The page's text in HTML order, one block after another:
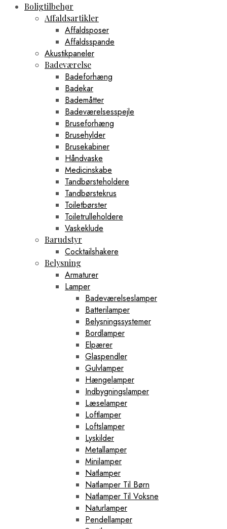
Boligtilbehør
Affaldsartikler
Affaldsposer
Affaldsspande
Akustikpaneler
Badeværelse
Badeforhæng
Badekar
Bademåtter
Badeværelsesspejle
Bruseforhæng
Brusehylder
Brusekabiner
Håndvaske
Medicinskabe
Tandbørsteholdere
Tandbørstekrus
Toiletbørster
Toiletrulleholdere
Vaskeklude
Barudstyr
Cocktailshakere
Belysning
Armaturer
Lamper
Badeværelseslamper
Batterilamper
Belysningssystemer
Bordlamper
Elpærer
Glaspendler
Gulvlamper
Hængelamper
Indbygningslamper
Læselamper
Loftlamper
Loftslamper
Lyskilder
Metallamper
Minilamper
Natlamper
Natlamper Til Børn
Natlamper Til Voksne
Naturlamper
Pendellamper